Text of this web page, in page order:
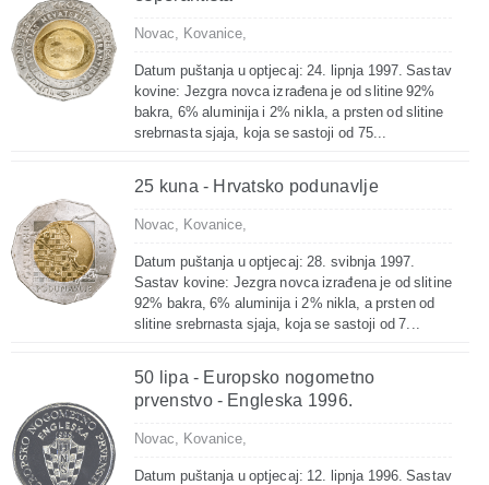
Novac, Kovanice,
Datum puštanja u optjecaj: 24. lipnja 1997. Sastav
kovine: Jezgra novca izrađena je od slitine 92%
bakra, 6% aluminija i 2% nikla, a prsten od slitine
srebrnasta sjaja, koja se sastoji od 75...
25 kuna - Hrvatsko podunavlje
Novac, Kovanice,
Datum puštanja u optjecaj: 28. svibnja 1997.
Sastav kovine: Jezgra novca izrađena je od slitine
92% bakra, 6% aluminija i 2% nikla, a prsten od
slitine srebrnasta sjaja, koja se sastoji od 7...
50 lipa - Europsko nogometno
prvenstvo - Engleska 1996.
Novac, Kovanice,
Datum puštanja u optjecaj: 12. lipnja 1996. Sastav